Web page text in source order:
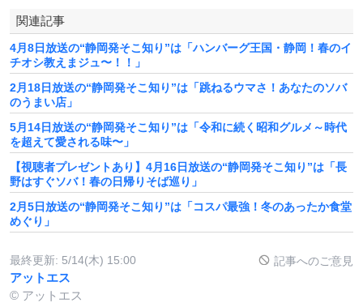
関連記事
4月8日放送の“静岡発そこ知り”は「ハンバーグ王国・静岡！春のイ
チオシ教えまジュ〜！！」
2月18日放送の“静岡発そこ知り”は「跳ねるウマさ！あなたのソバ
のうまい店」
5月14日放送の“静岡発そこ知り”は「令和に続く昭和グルメ～時代
を超えて愛される味〜」
【視聴者プレゼントあり】4月16日放送の“静岡発そこ知り”は「長
野はすぐソバ！春の日帰りそば巡り」
2月5日放送の“静岡発そこ知り”は「コスパ最強！冬のあったか食堂
めぐり」
最終更新: 5/14(木) 15:00 記事へのご意見
アットエス
© アットエス